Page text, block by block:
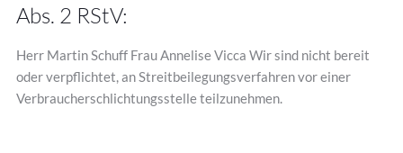
Abs. 2 RStV:
Herr Martin Schuff Frau Annelise Vicca Wir sind nicht bereit
oder verpflichtet, an Streitbeilegungsverfahren vor einer
Verbraucherschlichtungsstelle teilzunehmen.